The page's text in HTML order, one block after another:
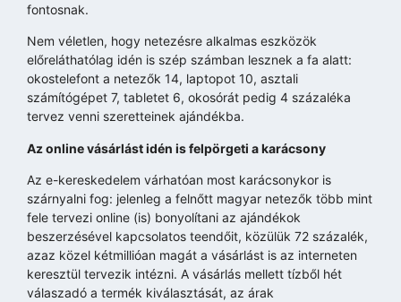
fontosnak.
Nem véletlen, hogy netezésre alkalmas eszközök
előreláthatólag idén is szép számban lesznek a fa alatt:
okostelefont a netezők 14, laptopot 10, asztali
számítógépet 7, tabletet 6, okosórát pedig 4 százaléka
tervez venni szeretteinek ajándékba.
Az online vásárlást idén is felpörgeti a karácsony
Az e-kereskedelem várhatóan most karácsonykor is
szárnyalni fog: jelenleg a felnőtt magyar netezők több mint
fele tervezi online (is) bonyolítani az ajándékok
beszerzésével kapcsolatos teendőit, közülük 72 százalék,
azaz közel kétmillióan magát a vásárlást is az interneten
keresztül tervezik intézni. A vásárlás mellett tízből hét
válaszadó a termék kiválasztását, az árak